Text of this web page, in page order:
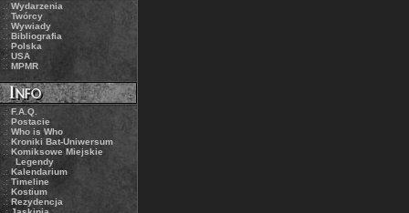
.: Wydarzenia
.: Twórcy
.: Wywiady
.:Bibliografia
.: Polska
.: USA
.: MPMR
.: F.A.Q.
.: Postacie
.: Who is Who
.:Kroniki Bat-Uniwersum
.: Komiksowe Miejskie
Legendy
.: Kalendarium
.: Timeline
.: Kostium
.: Rezydencja